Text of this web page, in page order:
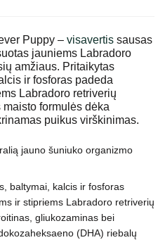
Puppy – visavertis sausas
jauniems Labradoro
amžiaus. Pritaikytas
ir fosforas padeda
Labradoro retriverių
formulės dėka
puikus virškinimas.
jauno šuniuko organizmo
baltymai, kalcis ir fosforas
ir stipriems Labradoro retriverių
gliukozaminas bei
(DHA) riebalų